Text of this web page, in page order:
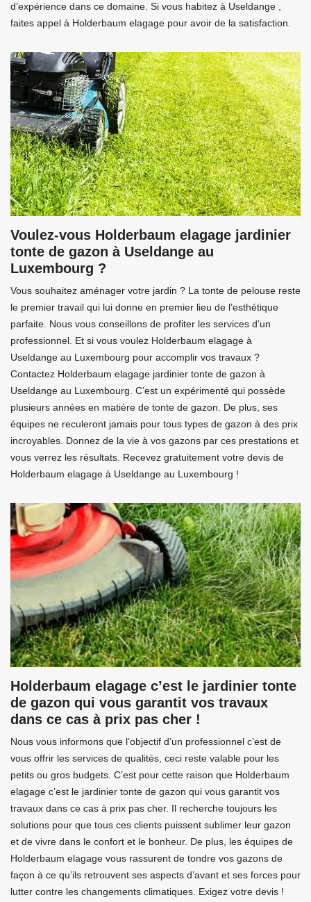
d’expérience dans ce domaine. Si vous habitez à Useldange ,
faites appel à Holderbaum elagage pour avoir de la satisfaction.
Voulez-vous Holderbaum elagage jardinier
tonte de gazon à Useldange au
Luxembourg ?
Vous souhaitez aménager votre jardin ? La tonte de pelouse reste
le premier travail qui lui donne en premier lieu de l’esthétique
parfaite. Nous vous conseillons de profiter les services d’un
professionnel. Et si vous voulez Holderbaum elagage à
Useldange au Luxembourg pour accomplir vos travaux ?
Contactez Holderbaum elagage jardinier tonte de gazon à
Useldange au Luxembourg. C’est un expérimenté qui possède
plusieurs années en matière de tonte de gazon. De plus, ses
équipes ne reculeront jamais pour tous types de gazon à des prix
incroyables. Donnez de la vie à vos gazons par ces prestations et
vous verrez les résultats. Recevez gratuitement votre devis de
Holderbaum elagage à Useldange au Luxembourg !
Holderbaum elagage c’est le jardinier tonte
de gazon qui vous garantit vos travaux
dans ce cas à prix pas cher !
Nous vous informons que l’objectif d’un professionnel c’est de
vous offrir les services de qualités, ceci reste valable pour les
petits ou gros budgets. C’est pour cette raison que Holderbaum
elagage c’est le jardinier tonte de gazon qui vous garantit vos
travaux dans ce cas à prix pas cher. Il recherche toujours les
solutions pour que tous ces clients puissent sublimer leur gazon
et de vivre dans le confort et le bonheur. De plus, les équipes de
Holderbaum elagage vous rassurent de tondre vos gazons de
façon à ce qu’ils retrouvent ses aspects d’avant et ses forces pour
lutter contre les changements climatiques. Exigez votre devis !